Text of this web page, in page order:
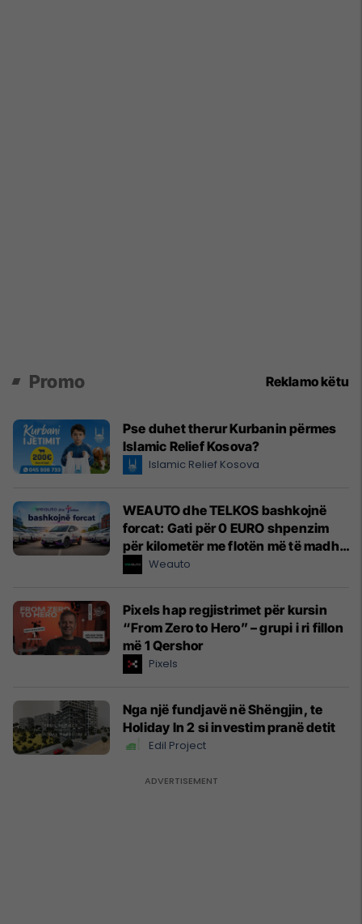
Promo Reklamo këtu
Pse duhet therur Kurbanin përmes
Islamic Relief Kosova?
Islamic Relief Kosova
WEAUTO dhe TELKOS bashkojnë
forcat: Gati për 0 EURO shpenzim
për kilometër me flotën më të madhe
elektrike të një kompanie kosovare
Weauto
Pixels hap regjistrimet për kursin
“From Zero to Hero” – grupi i ri fillon
më 1 Qershor
Pixels
Nga një fundjavë në Shëngjin, te
Holiday In 2 si investim pranë detit
Edil Project